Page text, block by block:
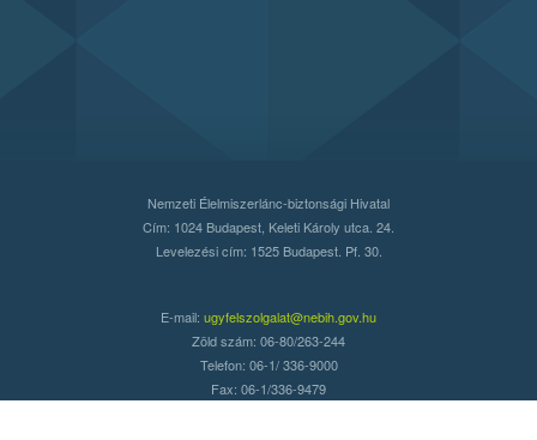
Nemzeti Élelmiszerlánc-biztonsági Hivatal
Cím: 1024 Budapest, Keleti Károly utca. 24.
Levelezési cím: 1525 Budapest. Pf. 30.
E-mail: ugyfelszolgalat@nebih.gov.hu
Zöld szám: 06-80/263-244
Telefon: 06-1/ 336-9000
Fax: 06-1/336-9479